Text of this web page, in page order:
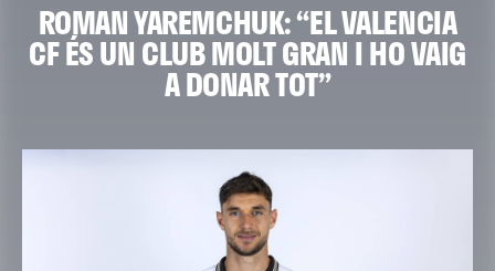
ROMAN YAREMCHUK: “EL VALENCIA
CF ÉS UN CLUB MOLT GRAN I HO VAIG
A DONAR TOT”